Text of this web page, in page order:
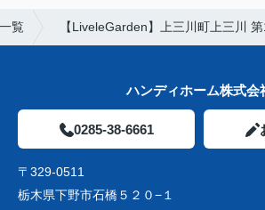
覧 【LiveleGarden】上三川町上三川
ハンディホーム株式会
0285-38-6661
〒329-0511
栃木県下野市石橋５２０−１